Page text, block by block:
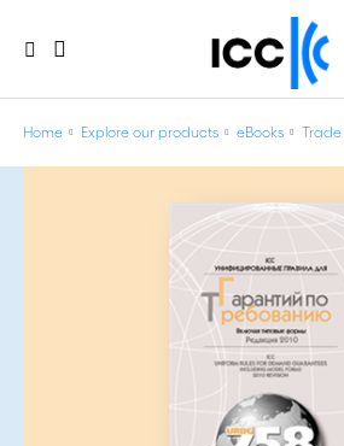
Home Explore our products eBooks Trade